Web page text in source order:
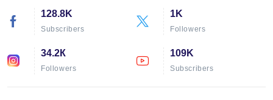
128.8K
Subscribers
1K
Followers
34.2К
Followers
109K
Subscribers